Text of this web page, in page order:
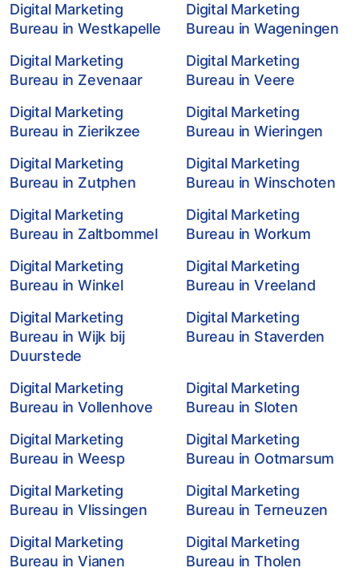
Digital Marketing
Bureau in Westkapelle
Digital Marketing
Bureau in Wageningen
Digital Marketing
Bureau in Zevenaar
Digital Marketing
Bureau in Veere
Digital Marketing
Bureau in Zierikzee
Digital Marketing
Bureau in Wieringen
Digital Marketing
Bureau in Zutphen
Digital Marketing
Bureau in Winschoten
Digital Marketing
Bureau in Zaltbommel
Digital Marketing
Bureau in Workum
Digital Marketing
Bureau in Winkel
Digital Marketing
Bureau in Vreeland
Digital Marketing
Bureau in Wijk bij
Duurstede
Digital Marketing
Bureau in Staverden
Digital Marketing
Bureau in Vollenhove
Digital Marketing
Bureau in Sloten
Digital Marketing
Bureau in Weesp
Digital Marketing
Bureau in Ootmarsum
Digital Marketing
Bureau in Vlissingen
Digital Marketing
Bureau in Terneuzen
Digital Marketing
Bureau in Vianen
Digital Marketing
Bureau in Tholen